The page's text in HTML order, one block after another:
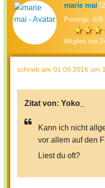
marie mai
Postings: 626
Mitglied seit
schrieb am 01.09.2016 um
Zitat von: Yoko_
Kann ich nicht
vor allem auf den
Liest du oft?